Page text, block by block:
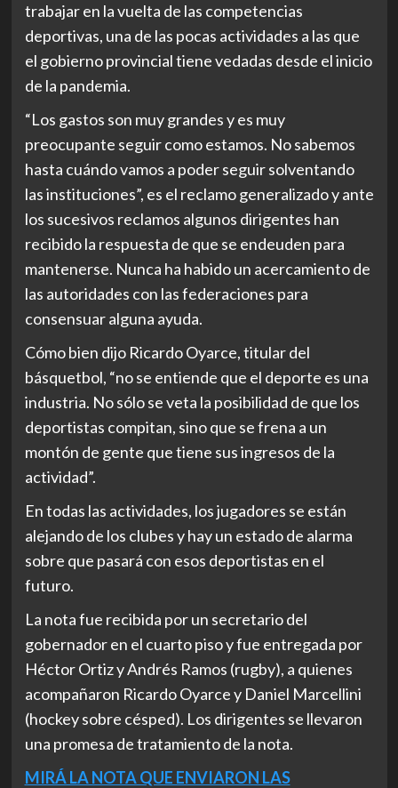
trabajar en la vuelta de las competencias
deportivas, una de las pocas actividades a las que
el gobierno provincial tiene vedadas desde el inicio
de la pandemia.
“Los gastos son muy grandes y es muy
preocupante seguir como estamos. No sabemos
hasta cuándo vamos a poder seguir solventando
las instituciones”, es el reclamo generalizado y ante
los sucesivos reclamos algunos dirigentes han
recibido la respuesta de que se endeuden para
mantenerse. Nunca ha habido un acercamiento de
las autoridades con las federaciones para
consensuar alguna ayuda.
Cómo bien dijo Ricardo Oyarce, titular del
básquetbol, “no se entiende que el deporte es una
industria. No sólo se veta la posibilidad de que los
deportistas compitan, sino que se frena a un
montón de gente que tiene sus ingresos de la
actividad”.
En todas las actividades, los jugadores se están
alejando de los clubes y hay un estado de alarma
sobre que pasará con esos deportistas en el
futuro.
La nota fue recibida por un secretario del
gobernador en el cuarto piso y fue entregada por
Héctor Ortiz y Andrés Ramos (rugby), a quienes
acompañaron Ricardo Oyarce y Daniel Marcellini
(hockey sobre césped). Los dirigentes se llevaron
una promesa de tratamiento de la nota.
MIRÁ LA NOTA QUE ENVIARON LAS